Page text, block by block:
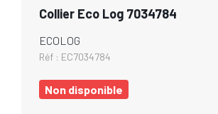
Collier Eco Log 7034784
ECOLOG
Réf : EC7034784
Non disponible